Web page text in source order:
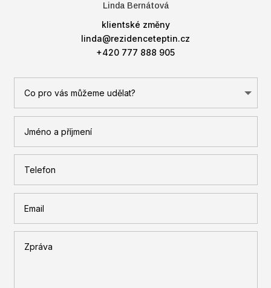
Linda Bernátová
klientské změny
linda@rezidenceteptin.cz
+420 777 888 905